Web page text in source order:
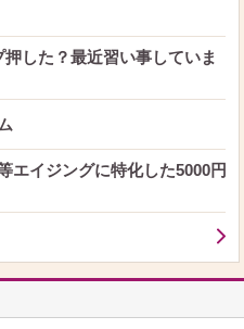
した？最近習い事していま
エイジングに特化した5000円